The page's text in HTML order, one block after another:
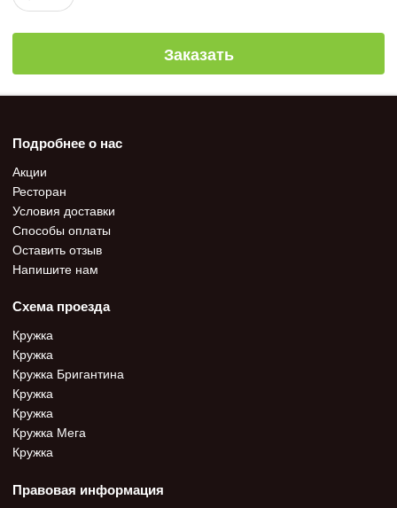
Заказать
Подробнее о нас
Акции
Ресторан
Условия доставки
Способы оплаты
Оставить отзыв
Напишите нам
Схема проезда
Кружка
Кружка
Кружка Бригантина
Кружка
Кружка
Кружка Мега
Кружка
Правовая информация